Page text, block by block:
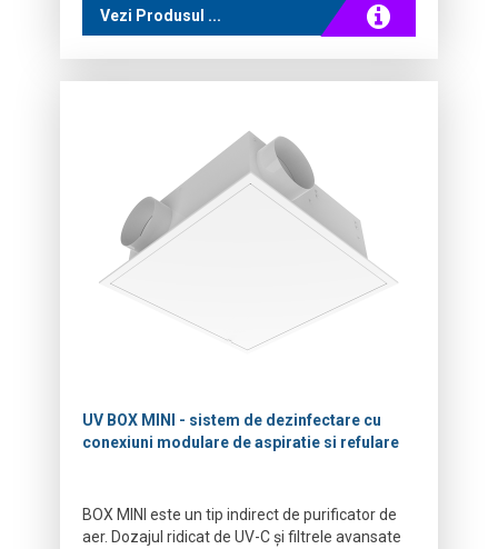
Vezi Produsul ...
UV BOX MINI - sistem de dezinfectare cu
conexiuni modulare de aspiratie si refulare
BOX MINI este un tip indirect de purificator de
aer. Dozajul ridicat de UV-C și filtrele avansate